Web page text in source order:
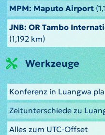
MPM: Maputo Airport
JNB: OR Tambo
(1,192 km)
Werkzeuge
Konferenz in Luangwa
Zeitunterschiede zu
Alles zum UTC-Offset